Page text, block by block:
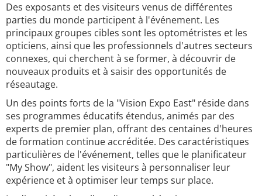
Des exposants et des visiteurs venus de différentes
parties du monde participent à l'événement. Les
principaux groupes cibles sont les optométristes et les
opticiens, ainsi que les professionnels d'autres secteurs
connexes, qui cherchent à se former, à découvrir de
nouveaux produits et à saisir des opportunités de
réseautage.
Un des points forts de la "Vision Expo East" réside dans
ses programmes éducatifs étendus, animés par des
experts de premier plan, offrant des centaines d'heures
de formation continue accréditée. Des caractéristiques
particulières de l'événement, telles que le planificateur
"My Show", aident les visiteurs à personnaliser leur
expérience et à optimiser leur temps sur place.